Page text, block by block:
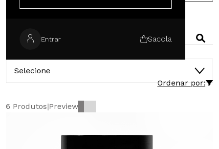
Entrar Sacola
Selecione
Ordenar por:
6 Produtos|Preview